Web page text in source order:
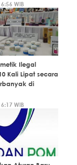
WIB
Ilegal
Kali Lipat secara
di
WIB